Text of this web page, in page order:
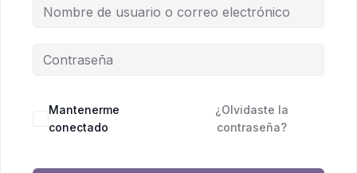
Mantenerme
conectado
¿Olvidaste la
contraseña?